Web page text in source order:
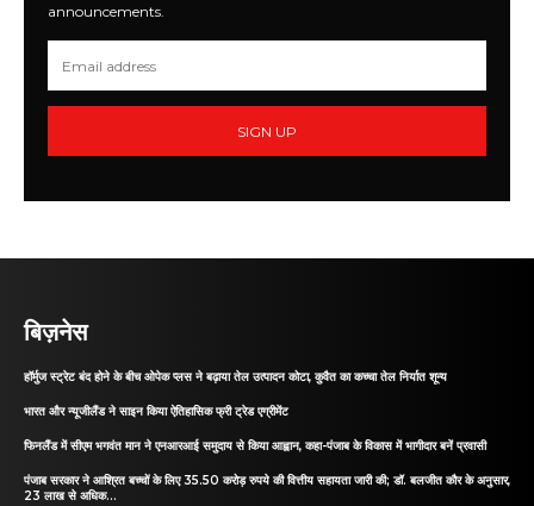
announcements.
SIGN UP
बिज़नेस
हॉर्मुज स्ट्रेट बंद होने के बीच ओपेक प्लस ने बढ़ाया तेल उत्पादन कोटा, कुवैत का कच्चा तेल निर्यात शून्य
भारत और न्यूजीलैंड ने साइन किया ऐतिहासिक फ्री ट्रेड एग्रीमेंट
फिनलैंड में सीएम भगवंत मान ने एनआरआई समुदाय से किया आह्वान, कहा-पंजाब के विकास में भागीदार बनें प्रवासी
पंजाब सरकार ने आश्रित बच्चों के लिए 35.50 करोड़ रुपये की वित्तीय सहायता जारी की; डॉ. बलजीत कौर के अनुसार,
23 लाख से अधिक...